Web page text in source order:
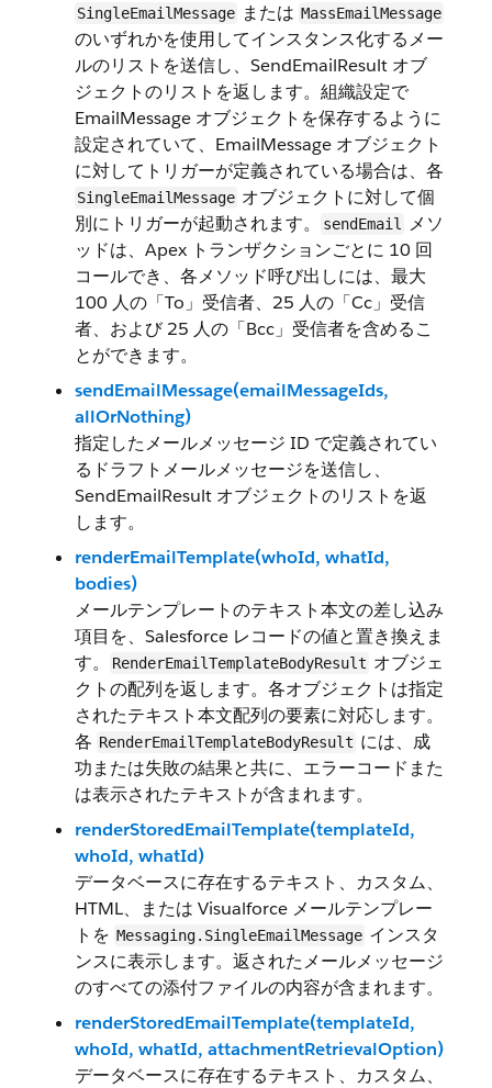
SingleEmailMessage または MassEmailMessage
のいずれかを使用してインスタンス化するメー
ルのリストを送信し、SendEmailResult オブ
ジェクトのリストを返します。組織設定で
EmailMessage オブジェクトを保存するように
設定されていて、EmailMessage オブジェクト
に対してトリガーが定義されている場合は、各
SingleEmailMessage オブジェクトに対して個
別にトリガーが起動されます。
sendEmail
メソ
ッドは、Apex トランザクションごとに 10 回
コールでき、各メソッド呼び出しには、最大
100 人の「To」受信者、25 人の「Cc」受信
者、および 25 人の「Bcc」受信者を含めるこ
とができます。
sendEmailMessage(emailMessageIds,
allOrNothing)
指定したメールメッセージ ID で定義されてい
るドラフトメールメッセージを送信し、
SendEmailResult オブジェクトのリストを返
します。
renderEmailTemplate(whoId, whatId,
bodies)
メールテンプレートのテキスト本文の差し込み
項目を、Salesforce レコードの値と置き換えま
す。
RenderEmailTemplateBodyResult オブジェ
クトの配列を返します。各オブジェクトは指定
されたテキスト本文配列の要素に対応します。
各 RenderEmailTemplateBodyResult には、成
功または失敗の結果と共に、エラーコードまた
は表示されたテキストが含まれます。
renderStoredEmailTemplate(templateId,
whoId, whatId)
データベースに存在するテキスト、カスタム、
HTML、または Visualforce メールテンプレー
トを Messaging.SingleEmailMessage インスタ
ンスに表示します。返されたメールメッセージ
のすべての添付ファイルの内容が含まれます。
renderStoredEmailTemplate(templateId,
whoId, whatId, attachmentRetrievalOption)
データベースに存在するテキスト、カスタム、